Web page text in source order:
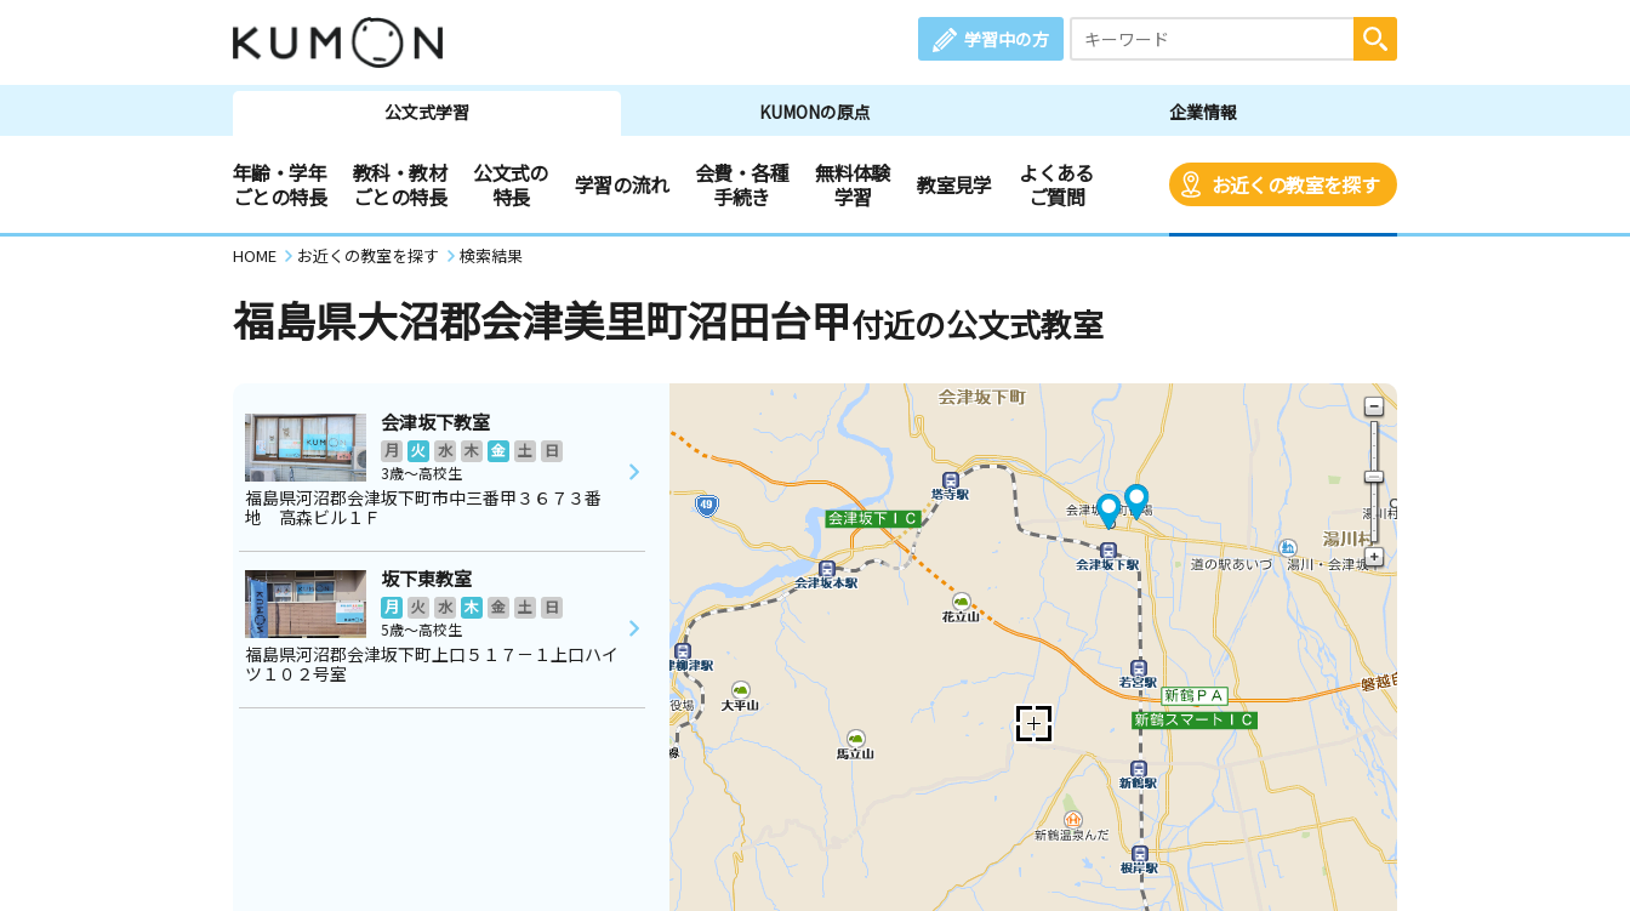
学習中の方
公文式学習 KUMONの原点 企業情報
年齢・学年
ごとの特長
教科・教材
ごとの特長
公文式の
特長
学習の流れ
会費・各種
手続き
無料体験
学習
教室見学
よくある
ご質問
お近くの教室を探す
HOME お近くの教室を探す 検索結果
福島県大沼郡会津美里町沼田台甲付近の公文式教室
会津坂下教室
月 火 水 木 金 土
日
3歳～高校生
福島県河沼郡会津坂下町市中三番甲３６７３番
地 高森ビル１Ｆ
坂下東教室
月 火 水 木 金 土
日
5歳～高校生
福島県河沼郡会津坂下町上口５１７－１上口ハイ
ツ１０２号室